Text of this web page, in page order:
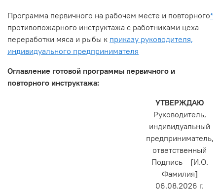
Программа первичного на рабочем месте и повторного*
противопожарного инструктажа с работниками цеха
переработки мяса и рыбы к приказу руководителя,
индивидуального предпринимателя
Оглавление готовой программы первичного и
повторного инструктажа:
УТВЕРЖДАЮ
Руководитель,
индивидуальный
предприниматель,
ответственный
Подпись [И.О.
Фамилия]
06.08.2026 г.